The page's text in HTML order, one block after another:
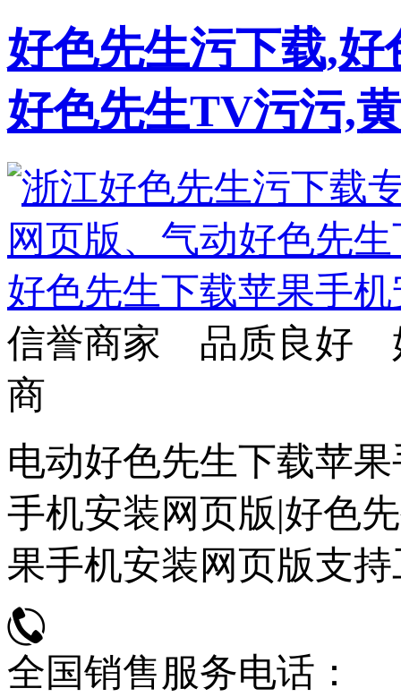
好色先生污下载,
好色先生TV污污,
信誉商家 品质良好
商
电动好色先生下载苹
手机安装网页版|好色
果手机安装网页版支
全国销售服务电话：